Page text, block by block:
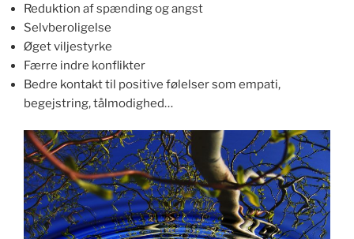
Reduktion af spænding og angst
Selvberoligelse
Øget viljestyrke
Færre indre konflikter
Bedre kontakt til positive følelser som empati,
begejstring, tålmodighed…